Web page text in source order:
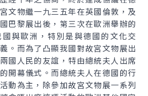
文物繼一九三五年在英國倫敦，及
巴黎展出後，第三次在歐洲舉辦的
與歐洲，特別是與德國的文化交
。而為了凸顯我國對故宮文物展出
國人民的友誼，特由總統夫人出席
開幕儀式。而總統夫人在德國的行
動為主，除參加故宮文物展一系列